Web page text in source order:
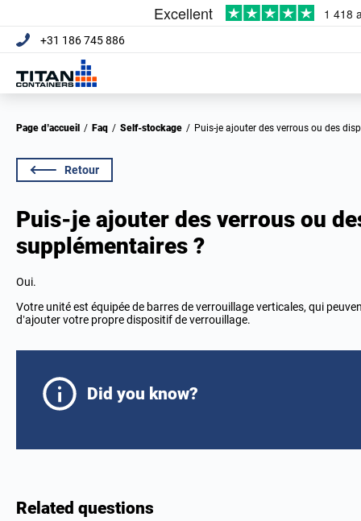
+31 186 745 886
Page d’accueil / Faq / Self-stockage / Puis-je ajouter des verrous ou des
Retour
Puis-je ajouter des verrous ou
supplémentaires ?
Oui.
Votre unité est équipée de barres de verrouillage verticales, qui
d’ajouter votre propre dispositif de verrouillage.
Did you know?
Related questions